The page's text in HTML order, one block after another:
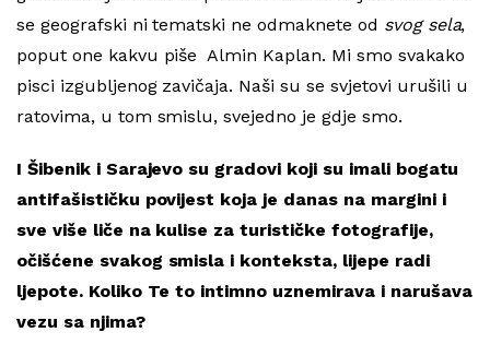
se geografski ni tematski ne odmaknete od svog sela,
poput one kakvu piše Almin Kaplan. Mi smo svakako
pisci izgubljenog zavičaja. Naši su se svjetovi urušili u
ratovima, u tom smislu, svejedno je gdje smo.
I Šibenik i Sarajevo su gradovi koji su imali bogatu
antifašističku povijest koja je danas na margini i
sve više liče na kulise za turističke fotografije,
očišćene svakog smisla i konteksta, lijepe radi
ljepote. Koliko Te to intimno uznemirava i narušava
vezu sa njima?